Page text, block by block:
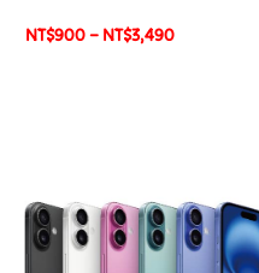
NT$900– NT$3,490